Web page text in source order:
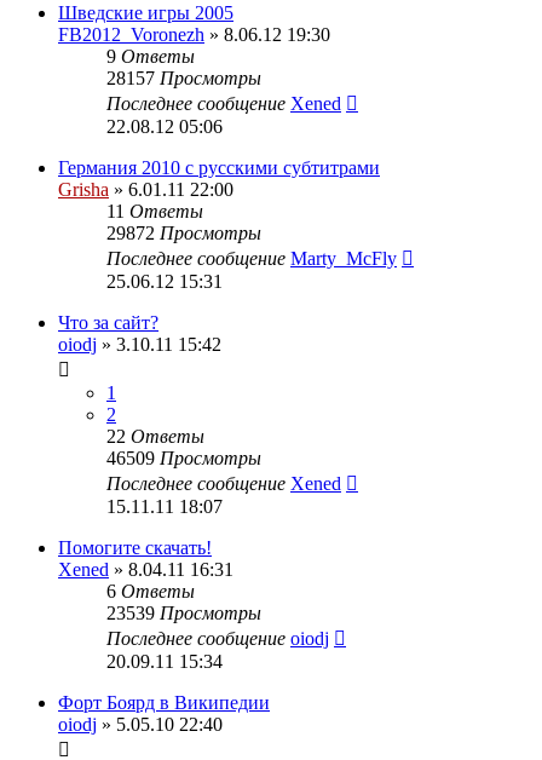
Шведские игры 2005
FB2012_Voronezh » 8.06.12 19:30
9 Ответы
28157 Просмотры
Последнее сообщение Xened
22.08.12 05:06
Германия 2010 с русскими субтитрами
Grisha » 6.01.11 22:00
11 Ответы
29872 Просмотры
Последнее сообщение Marty_McFly
25.06.12 15:31
Что за сайт?
oiodj » 3.10.11 15:42
1
2
22 Ответы
46509 Просмотры
Последнее сообщение Xened
15.11.11 18:07
Помогите скачать!
Xened » 8.04.11 16:31
6 Ответы
23539 Просмотры
Последнее сообщение oiodj
20.09.11 15:34
Форт Боярд в Википедии
oiodj » 5.05.10 22:40